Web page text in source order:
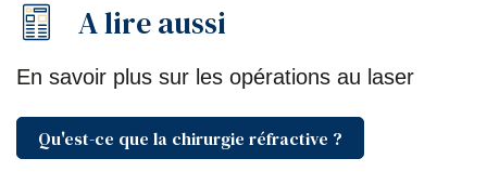
A lire aussi
En savoir plus sur les opérations au laser
Qu'est-ce que la chirurgie réfractive ?